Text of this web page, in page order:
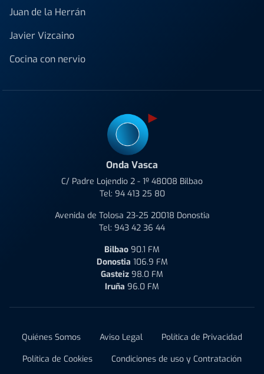
Juan de la Herrán
Javier Vizcaino
Cocina con nervio
Onda Vasca
C/ Padre Lojendio 2 - 1º 48008 Bilbao
Tel: 94 413 25 80
Avenida de Tolosa 23-25 20018 Donostia
Tel: 943 42 36 44
Bilbao 90.1 FM
Donostia 106.9 FM
Gasteiz 98.0 FM
Iruña 96.0 FM
Quiénes Somos Aviso Legal
Política de Privacidad
Política de Cookies
Condiciones de uso y Contratación